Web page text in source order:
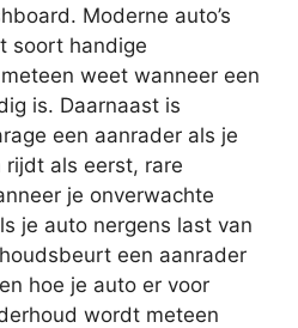
Moderne auto’s
soort handige
weet wanneer een
is. Daarnaast is
een aanrader als je
als eerst, rare
je onverwachte
je auto nergens last van
een aanrader
hoe je auto er voor
wordt meteen